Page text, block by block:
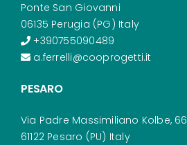
Ponte San Giovanni
06135 Perugia (PG) Italy
+390755090489
a.ferrelli@cooprogetti.it
PESARO
Via Padre Massimiliano Kolbe, 66
61122 Pesaro (PU) Italy